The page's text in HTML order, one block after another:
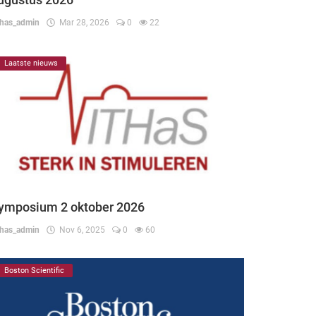
Mar 28, 2026 0 22
Laatste nieuws
2 oktober 2026
Nov 6, 2025 0 60
Boston Scientific